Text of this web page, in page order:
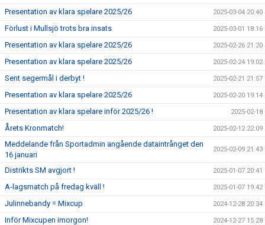
Presentation av klara spelare 2025/26 2025-03-04 20:40
Förlust i Mullsjö trots bra insats 2025-03-01 18:16
Presentation av klara spelare 2025/26 2025-02-26 21:20
Presentation av klara spelare 2025/26 2025-02-24 19:02
Sent segermål i derbyt ! 2025-02-21 21:57
Presentation av klara spelare 2025/26 2025-02-20 19:14
Presentation av klara spelare inför 2025/26 ! 2025-02-18
Årets Kronmatch! 2025-02-12 22:09
Meddelande från Sportadmin angående dataintrånget den
16 januari
2025-02-09 21:43
Distrikts SM avgjort ! 2025-01-07 20:41
A-lagsmatch på fredag kväll ! 2025-01-07 19:42
Julinnebandy = Mixcup 2024-12-28 20:34
Inför Mixcupen imorgon! 2024-12-27 15:28